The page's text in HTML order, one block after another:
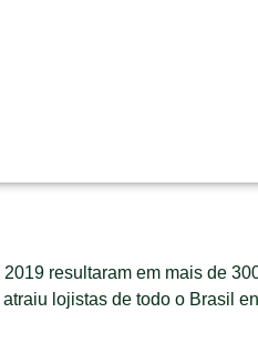
resultaram em mais de
lojistas de todo o Brasil